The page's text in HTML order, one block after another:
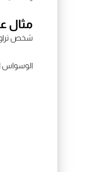
مثال
شخص
الوسواس